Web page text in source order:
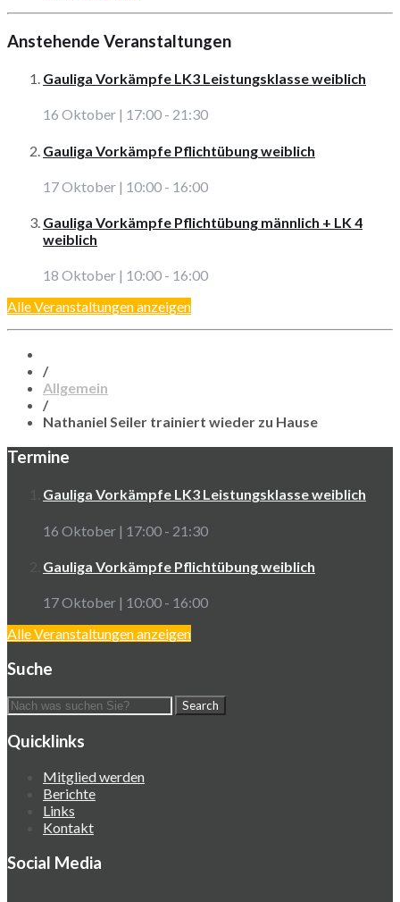
Anstehende Veranstaltungen
Gauliga Vorkämpfe LK3 Leistungsklasse weiblich
16 Oktober | 17:00 - 21:30
Gauliga Vorkämpfe Pflichtübung weiblich
17 Oktober | 10:00 - 16:00
Gauliga Vorkämpfe Pflichtübung männlich + LK 4
weiblich
18 Oktober | 10:00 - 16:00
Alle Veranstaltungen anzeigen
/
Allgemein
/
Nathaniel Seiler trainiert wieder zu Hause
Termine
Gauliga Vorkämpfe LK3 Leistungsklasse weiblich
16 Oktober | 17:00 - 21:30
Gauliga Vorkämpfe Pflichtübung weiblich
17 Oktober | 10:00 - 16:00
Alle Veranstaltungen anzeigen
Suche
Quicklinks
Mitglied werden
Berichte
Links
Kontakt
Social Media